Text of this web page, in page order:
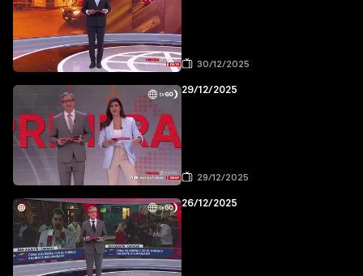
30/12/2025
29/12/2025
29/12/2025
26/12/2025